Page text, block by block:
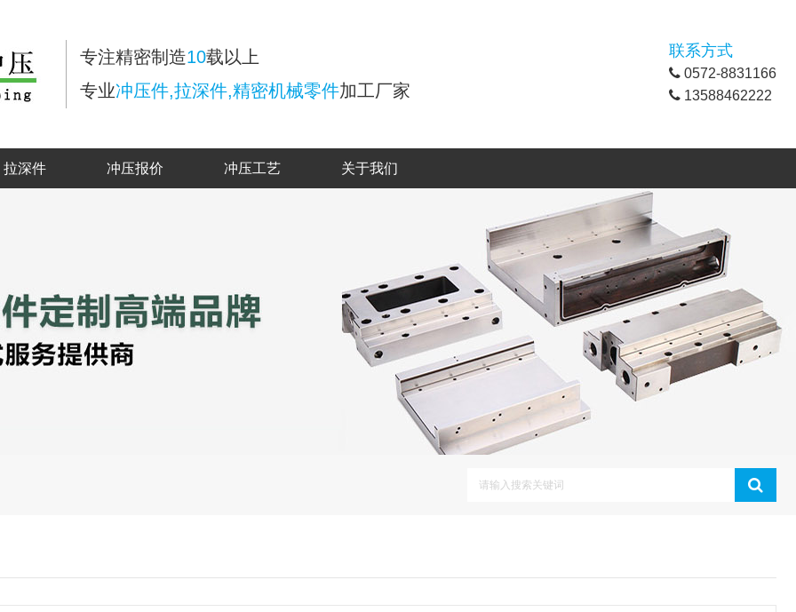
专注精密制造10载以上
专业冲压件,拉深件,精密机械零件加工厂家
联系方式
0572-8831166
13588462222
拉深件 冲压报价 冲压工艺 关于我们